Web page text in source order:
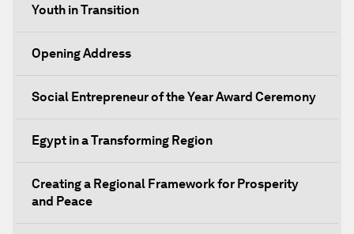
Youth in Transition
Opening Address
Social Entrepreneur of the Year Award Ceremony
Egypt in a Transforming Region
Creating a Regional Framework for Prosperity
and Peace